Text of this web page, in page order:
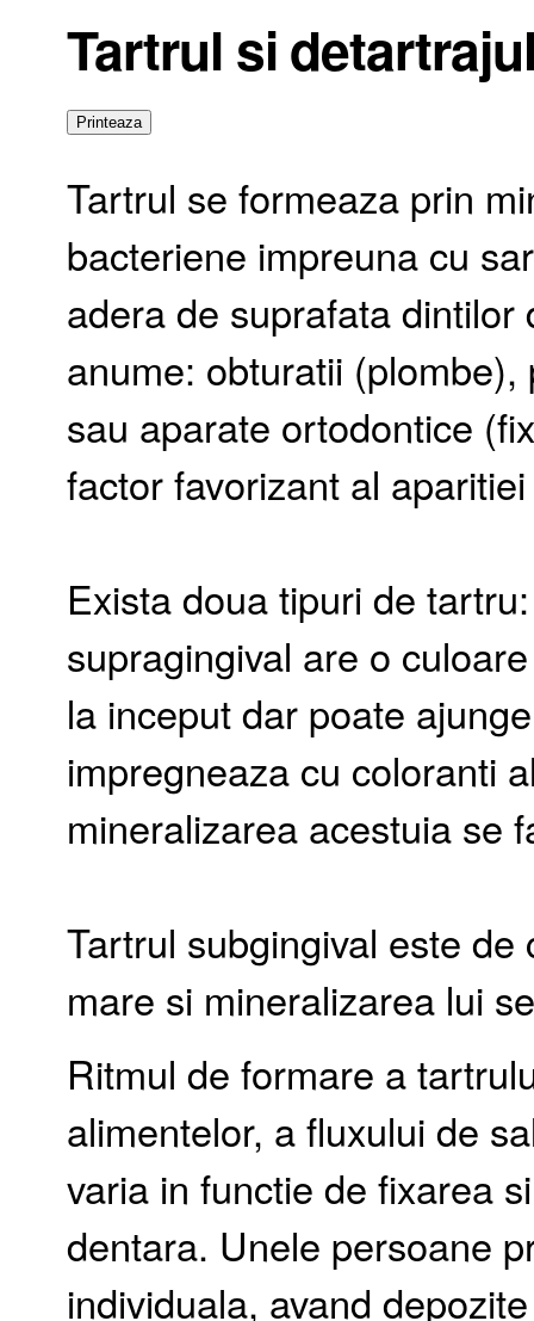
Tartrul si
Tartrul se formeaza prin
bacteriene impreuna cu
adera de suprafata
anume: obturatii
sau aparate ortodontice
factor favorizant al
Exista doua tipuri de
supragingival are o
la inceput dar poate
impregneaza cu coloranti
mineralizarea acestuia se
Tartrul subgingival este
mare si mineralizarea lui
Ritmul de formare a
alimentelor, a fluxului de
varia in functie de fixarea
dentara. Unele persoane
individuala, avand